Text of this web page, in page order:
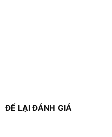
ĐỂ LẠI ĐÁNH GIÁ